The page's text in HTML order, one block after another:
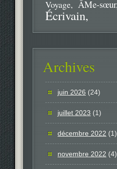
Voyage ÂMe-sœur
Écrivain
Archives
juin 2026 (24)
juillet 2023 (1)
décembre 2022 (1)
novembre 2022 (4)